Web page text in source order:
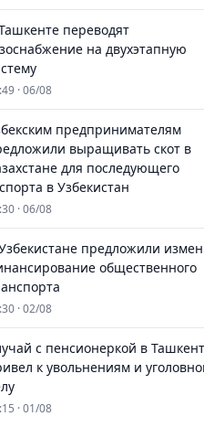
переводят
на двухэтапную
· 06/08
предпринимателям
выращивать скот в
для последующего
в Узбекистан
· 06/08
предложили
общественного
· 02/08
с пенсионеркой в
к увольнениям и
· 01/08